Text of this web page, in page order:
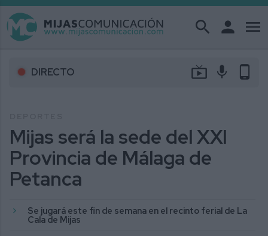
search person menu
DIRECTO live_tv mic phone_android
Mijas será la sede del XXI
Provincia de Málaga de
Petanca
Se jugará este fin de semana en el recinto ferial de La
Cala de Mijas